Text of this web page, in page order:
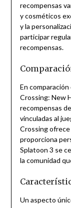
recompensas
y cosméticos
y la
participar
recompensas.
En
Crossing: New
recompensas
vinculadas al
Crossing
proporciona
Splatoon 3 se
la comunidad
Un aspecto